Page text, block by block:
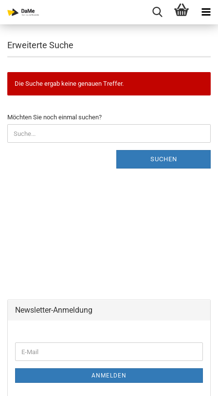
Erweiterte Suche
Die Suche ergab keine genauen Treffer.
MÖCHTEN
SIE
NOCH
EINMAL
Möchten Sie noch einmal suchen?
SUCHEN
Newsletter-Anmeldung
ZUR
E-
Mail
ANMELDEN